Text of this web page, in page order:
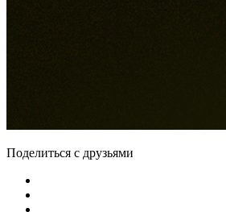
Поделиться с друзьями